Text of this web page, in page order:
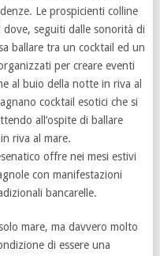
Le prospicienti colline
seguiti dalle sonorità di
ballare tra un cocktail ed un
per creare eventi
al buio della notte in riva al
cocktail esotici che si
all’ospite di ballare
riva al mare.
offre nei mesi estivi
con manifestazioni
bancarelle.
mare, ma davvero molto
di essere una